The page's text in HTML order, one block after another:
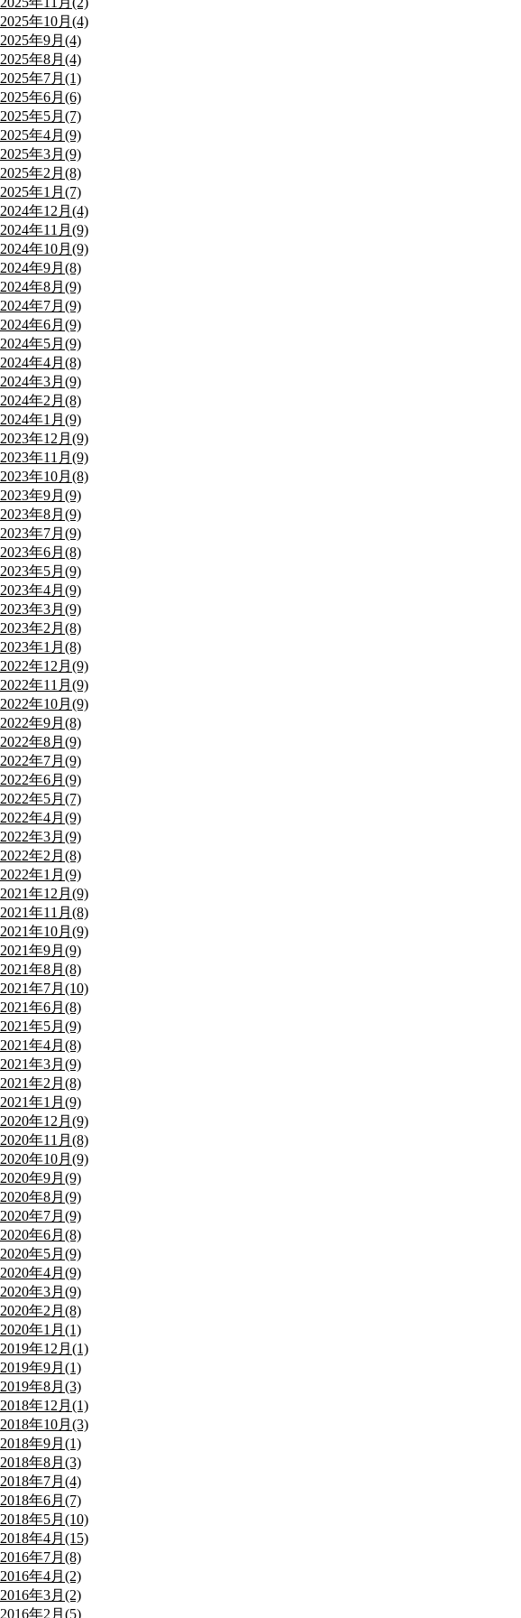
2025年10月(4)
2025年9月(4)
2025年8月(4)
2025年7月(1)
2025年6月(6)
2025年5月(7)
2025年4月(9)
2025年3月(9)
2025年2月(8)
2025年1月(7)
2024年12月(4)
2024年11月(9)
2024年10月(9)
2024年9月(8)
2024年8月(9)
2024年7月(9)
2024年6月(9)
2024年5月(9)
2024年4月(8)
2024年3月(9)
2024年2月(8)
2024年1月(9)
2023年12月(9)
2023年11月(9)
2023年10月(8)
2023年9月(9)
2023年8月(9)
2023年7月(9)
2023年6月(8)
2023年5月(9)
2023年4月(9)
2023年3月(9)
2023年2月(8)
2023年1月(8)
2022年12月(9)
2022年11月(9)
2022年10月(9)
2022年9月(8)
2022年8月(9)
2022年7月(9)
2022年6月(9)
2022年5月(7)
2022年4月(9)
2022年3月(9)
2022年2月(8)
2022年1月(9)
2021年12月(9)
2021年11月(8)
2021年10月(9)
2021年9月(9)
2021年8月(8)
2021年7月(10)
2021年6月(8)
2021年5月(9)
2021年4月(8)
2021年3月(9)
2021年2月(8)
2021年1月(9)
2020年12月(9)
2020年11月(8)
2020年10月(9)
2020年9月(9)
2020年8月(9)
2020年7月(9)
2020年6月(8)
2020年5月(9)
2020年4月(9)
2020年3月(9)
2020年2月(8)
2020年1月(1)
2019年12月(1)
2019年9月(1)
2019年8月(3)
2018年12月(1)
2018年10月(3)
2018年9月(1)
2018年8月(3)
2018年7月(4)
2018年6月(7)
2018年5月(10)
2018年4月(15)
2016年7月(8)
2016年4月(2)
2016年3月(2)
2016年2月(5)